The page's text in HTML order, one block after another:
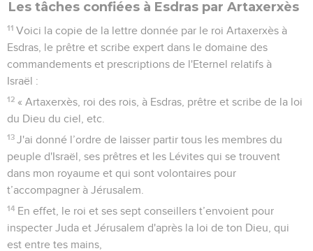
Les tâches confiées à Esdras par Artaxerxès
11 Voici la copie de la lettre donnée par le roi Artaxerxès à
Esdras, le prêtre et scribe expert dans le domaine des
commandements et prescriptions de l'Eternel relatifs à
Israël :
12 « Artaxerxès, roi des rois, à Esdras, prêtre et scribe de la loi
du Dieu du ciel, etc.
13 J'ai donné l’ordre de laisser partir tous les membres du
peuple d'Israël, ses prêtres et les Lévites qui se trouvent
dans mon royaume et qui sont volontaires pour
t’accompagner à Jérusalem.
14 En effet, le roi et ses sept conseillers t’envoient pour
inspecter Juda et Jérusalem d'après la loi de ton Dieu, qui
est entre tes mains,